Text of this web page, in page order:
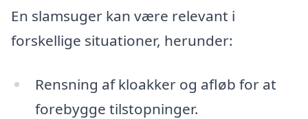
En slamsuger kan være relevant i
forskellige situationer, herunder:
Rensning af kloakker og afløb for at
forebygge tilstopninger.